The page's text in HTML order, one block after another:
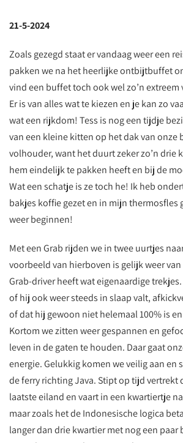
21-5-2024
Zoals gezegd staat er vandaag weer een
pakken we na het heerlijke ontbijtbuffet
vind een buffet toch ook wel zo’n extreem
Er is van alles wat te kiezen en je kan zo
wat een rijkdom! Tess is nog een tijdje
van een kleine kitten op het dak van onze
volhouder, want het duurt zeker zo’n drie
hem eindelijk te pakken heeft en bij de
Wat een schatje is ze toch he! Ik heb
bakjes koffie gezet en in mijn thermosfles
weer beginnen!
Met een Grab rijden we in twee uurtjes
voorbeeld van hierboven is gelijk weer
Grab-driver heeft wat eigenaardige
of hij ook weer steeds in slaap valt,
of dat hij gewoon niet helemaal 100% is
Kortom we zitten weer gespannen en
leven in de gaten te houden. Daar gaat
energie. Gelukkig komen we veilig aan en
de ferry richting Java. Stipt op tijd vertrekt
laatste eiland en vaart in een kwartiertje
maar zoals het de Indonesische logica
langer dan drie kwartier met nog een paar